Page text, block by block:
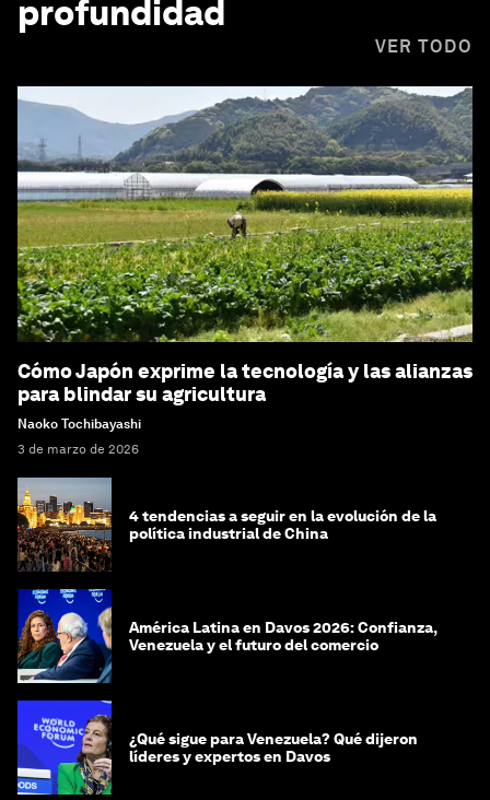
profundidad
VER TODO
Cómo Japón exprime la tecnología y las alianzas
para blindar su agricultura
Naoko Tochibayashi
3 de marzo de 2026
4 tendencias a seguir en la evolución de la
política industrial de China
América Latina en Davos 2026: Confianza,
Venezuela y el futuro del comercio
¿Qué sigue para Venezuela? Qué dijeron
líderes y expertos en Davos